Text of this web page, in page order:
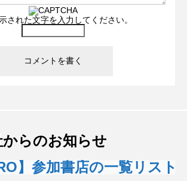
された文字を入力してください。
らのお知らせ
参加書店の一覧リスト